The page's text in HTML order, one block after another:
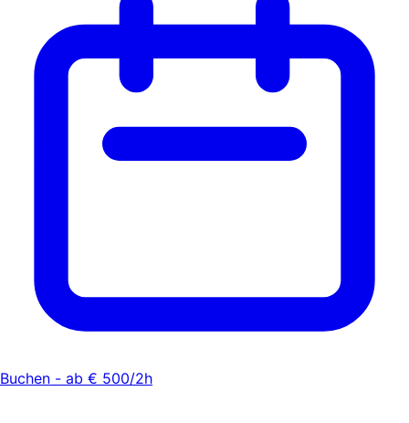
Buchen - ab € 500/2h